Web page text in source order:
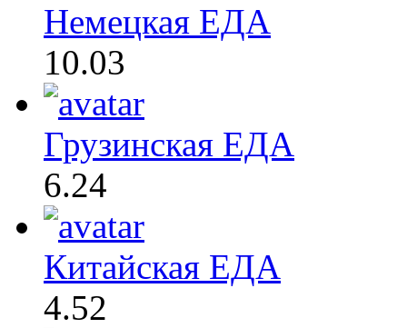
Немецкая ЕДА
10.03
Грузинская ЕДА
6.24
Китайская ЕДА
4.52